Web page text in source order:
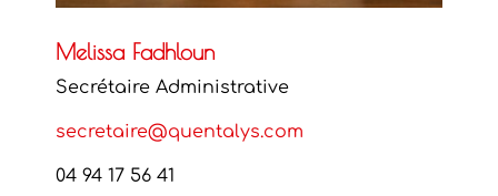
Melissa Fadhloun
Secrétaire Administrative
secretaire@quentalys.com
04 94 17 56 41